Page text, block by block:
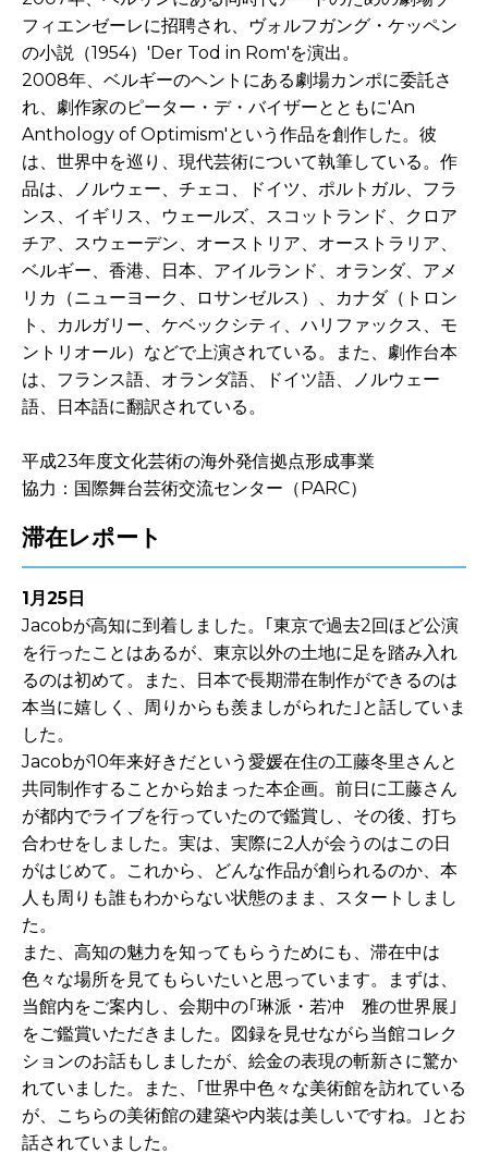
フィエンゼーレに招聘され、ヴォルフガング・ケッペン
の小説（1954）'Der Tod in Rom'を演出。
2008年、ベルギーのヘントにある劇場カンポに委託さ
れ、劇作家のピーター・デ・バイザーとともに'An
Anthology of Optimism'という作品を創作した。彼
は、世界中を巡り、現代芸術について執筆している。作
品は、ノルウェー、チェコ、ドイツ、ポルトガル、フラ
ンス、イギリス、ウェールズ、スコットランド、クロア
チア、スウェーデン、オーストリア、オーストラリア、
ベルギー、香港、日本、アイルランド、オランダ、アメ
リカ（ニューヨーク、ロサンゼルス）、カナダ（トロン
ト、カルガリー、ケベックシティ、ハリファックス、モ
ントリオール）などで上演されている。また、劇作台本
は、フランス語、オランダ語、ドイツ語、ノルウェー
語、日本語に翻訳されている。
平成23年度文化芸術の海外発信拠点形成事業
協力：国際舞台芸術交流センター（PARC）
滞在レポート
1月25日
Jacobが高知に到着しました。｢東京で過去2回ほど公演
を行ったことはあるが、東京以外の土地に足を踏み入れ
るのは初めて。また、日本で長期滞在制作ができるのは
本当に嬉しく、周りからも羨ましがられた｣と話していま
した。
Jacobが10年来好きだという愛媛在住の工藤冬里さんと
共同制作することから始まった本企画。前日に工藤さん
が都内でライブを行っていたので鑑賞し、その後、打ち
合わせをしました。実は、実際に2人が会うのはこの日
がはじめて。これから、どんな作品が創られるのか、本
人も周りも誰もわからない状態のまま、スタートしまし
た。
また、高知の魅力を知ってもらうためにも、滞在中は
色々な場所を見てもらいたいと思っています。まずは、
当館内をご案内し、会期中の｢琳派・若冲 雅の世界展｣
をご鑑賞いただきました。図録を見せながら当館コレク
ションのお話もしましたが、絵金の表現の斬新さに驚か
れていました。また、｢世界中色々な美術館を訪れている
が、こちらの美術館の建築や内装は美しいですね。｣とお
話されていました。